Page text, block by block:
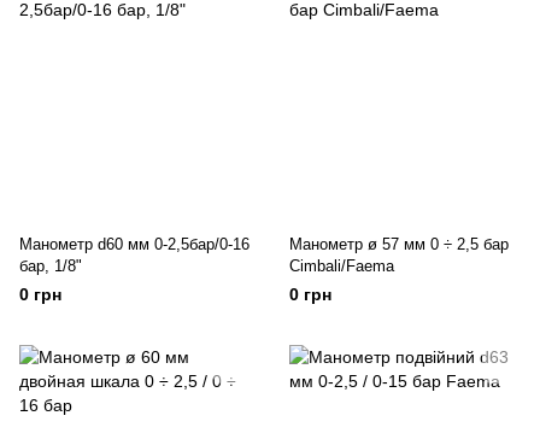
Манометр d60 мм 0-2,5бар/0-16
бар, 1/8"
0 грн
Манометр ø 57 мм 0 ÷ 2,5 бар
Cimbali/Faema
0 грн